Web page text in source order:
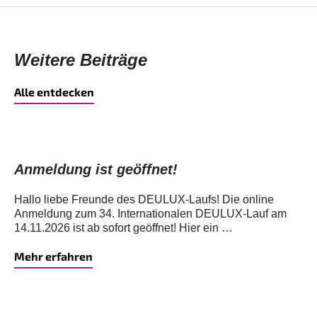
Weitere Beiträge
Alle entdecken
Anmeldung ist geöffnet!
Hallo liebe Freunde des DEULUX-Laufs! Die online
Anmeldung zum 34. Internationalen DEULUX-Lauf am
14.11.2026 ist ab sofort geöffnet! Hier ein …
Mehr erfahren